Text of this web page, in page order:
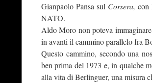
Gianpaolo Pansa sul Corsera, con
NATO.
Aldo Moro non poteva
in avanti il cammino parallelo fra
Questo cammino, secondo una
ben prima del 1973 e, in qualche
alla vita di Berlinguer, una misura